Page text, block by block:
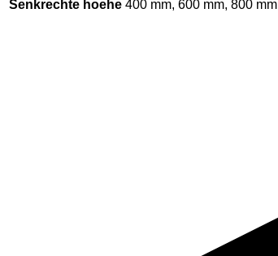
Senkrechte hoehe 400 mm, 600 mm, 800 mm